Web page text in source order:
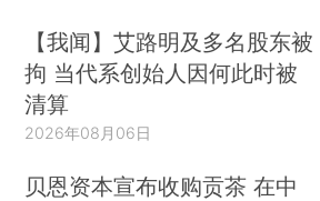
【我闻】艾路明及多名股东被
拘 当代系创始人因何此时被
清算
2026年08月06日
贝恩资本宣布收购贡茶 在中